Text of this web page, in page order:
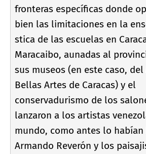
fronteras especí­ficas donde
bien las limitaciones en la
stica de las escuelas en
Maracaibo, aunadas al
sus museos (en este caso,
Bellas Artes de Caracas) y el
conservadurismo de los
lanzaron a los artistas
mundo, como antes lo habí­an
Armando Reverón y los